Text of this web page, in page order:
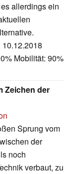
allerdings ein
Mobilität: 90%
Zeichen der
Sprung vom
der
noch
verbaut, zu